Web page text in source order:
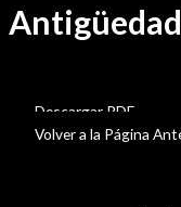
Descargar PDF
Volver a la Página